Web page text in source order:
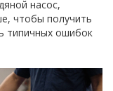
насос,
чтобы получить
типичных ошибок